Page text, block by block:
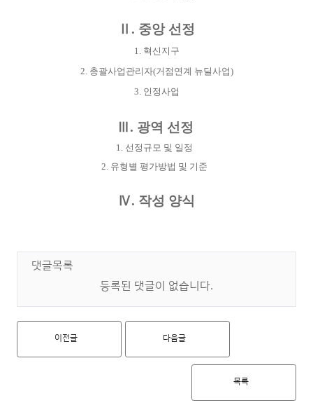
. 중앙 선정
1. 혁신지구
2. 총괄사업관리자(거점연계 뉴딜사업)
3. 인정사업
. 광역 선정
1. 선정규모 및 일정
2. 유형별 평가방법 및 기준
Ⅳ. 작성 양식
댓글목록
등록된 댓글이 없습니다.
이전글 다음글
목록